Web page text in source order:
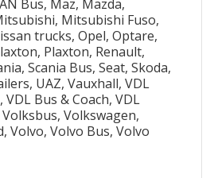
Bus, Maz, Mazda,
Mitsubishi Fuso,
trucks, Opel, Optare,
Plaxton, Renault,
Scania Bus, Seat, Skoda,
UAZ, Vauxhall, VDL
Bus & Coach, VDL
Volkswagen,
Volvo, Volvo Bus, Volvo